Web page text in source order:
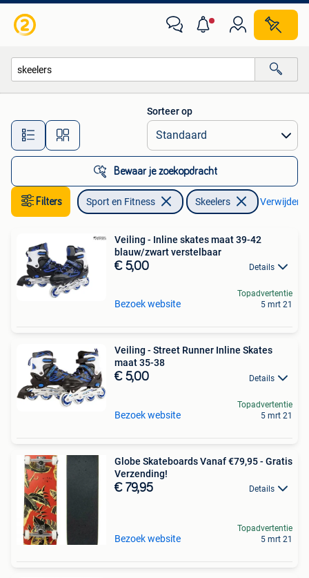
Alle afstanden…
Sorteer op
Bewaar je zoekopdracht
Filters Sport en Fitness Skeelers Verwijder
Veiling - Inline skates maat 39-42
blauw/zwart verstelbaar
€ 5,00 Details
Bezoek website
Topadvertentie
5 mrt 21
Veiling - Street Runner Inline Skates
maat 35-38
€ 5,00 Details
Bezoek website
Topadvertentie
5 mrt 21
Globe Skateboards Vanaf €79,95 - Gratis
Verzending!
€ 79,95 Details
Bezoek website
Topadvertentie
5 mrt 21